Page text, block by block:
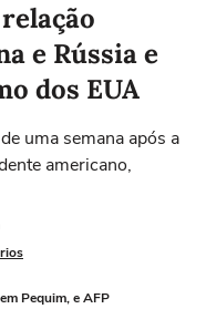
e Rússia e
dos EUA
uma semana após a
americano,
Pequim, e AFP